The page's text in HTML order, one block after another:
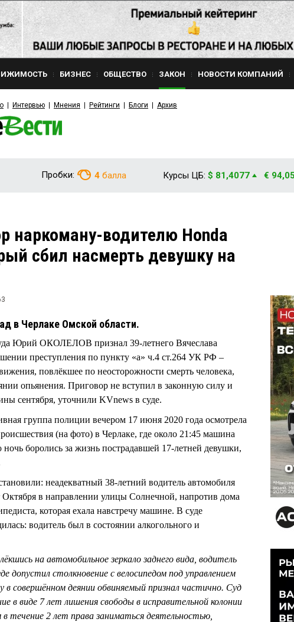
БИЗНЕС ОБЩЕСТВО ЗАКОН НОВОСТИ КОМПАНИЙ
Интервью Мнения Рейтинги Блоги Архив
Пробки: 4 балла Курсы ЦБ: $ 81,4077 €
наркоману-водителю Honda
сбил насмерть девушку на
в Черлаке Омской области.
Юрий ОКОЛЕЛОВ признал 39-летнего Вячеслава
преступления по пункту «а» ч.4 ст.264 УК РФ –
повлёкшее по неосторожности смерть человека,
опьянения. Приговор не вступил в законную силу и
сентября, уточнили KVnews в суде.
группа полиции вечером 17 июня 2020 года осмотрела
(на фото) в Черлаке, где около 21:45 машина
боролись за жизнь пострадавшей 17-летней девушки,
неадекватный 38-летний водитель автомобиля
Октября в направлении улицы Солнечной, напротив дома
которая ехала навстречу машине. В суде
водитель был в состоянии алкогольного и
на автомобильное зеркало заднего вида, водитель
допустил столкновение с велосипедом под управлением
совершённом деянии обвиняемый признал частично. Суд
в виде 7 лет лишения свободы в исправительной колонии
течение 2 лет права заниматься деятельностью,